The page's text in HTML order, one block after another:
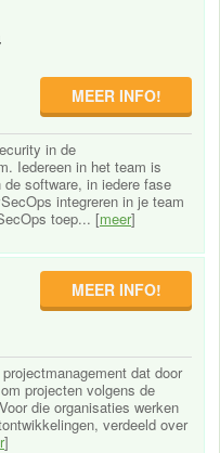
MEER INFO!
in de
Iedereen in het team is
software, in iedere fase
integreren in je team
toep... [meer]
MEER INFO!
dat door
projecten volgens de
die organisaties werken
verdeeld over
]